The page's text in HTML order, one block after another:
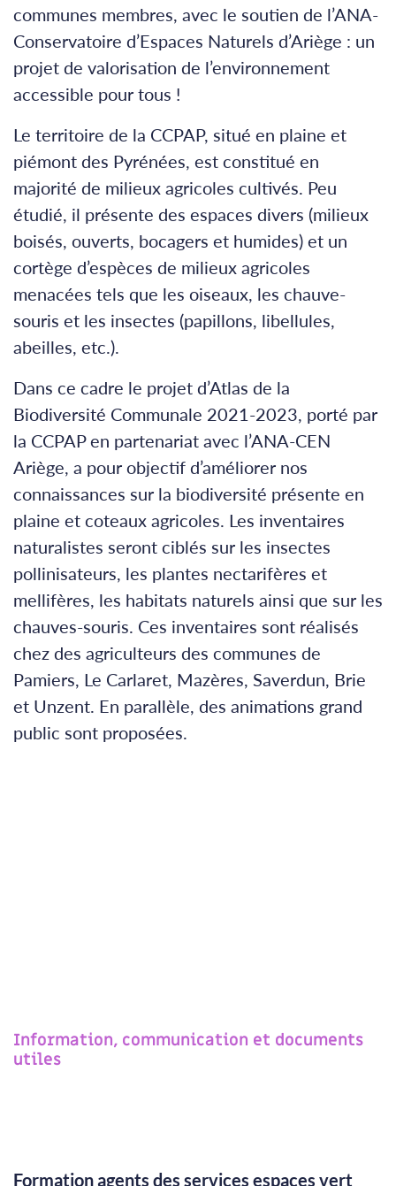
communes membres, avec le soutien de l’ANA-
Conservatoire d’Espaces Naturels d’Ariège : un
projet de valorisation de l’environnement
accessible pour tous !
Le territoire de la CCPAP, situé en plaine et
piémont des Pyrénées, est constitué en
majorité de milieux agricoles cultivés. Peu
étudié, il présente des espaces divers (milieux
boisés, ouverts, bocagers et humides) et un
cortège d’espèces de milieux agricoles
menacées tels que les oiseaux, les chauve-
souris et les insectes (papillons, libellules,
abeilles, etc.).
Dans ce cadre le projet d’Atlas de la
Biodiversité Communale 2021-2023, porté par
la CCPAP en partenariat avec l’ANA-CEN
Ariège, a pour objectif d’améliorer nos
connaissances sur la biodiversité présente en
plaine et coteaux agricoles. Les inventaires
naturalistes seront ciblés sur les insectes
pollinisateurs, les plantes nectarifères et
mellifères, les habitats naturels ainsi que sur les
chauves-souris. Ces inventaires sont réalisés
chez des agriculteurs des communes de
Pamiers, Le Carlaret, Mazères, Saverdun, Brie
et Unzent. En parallèle, des animations grand
public sont proposées.
Information, communication et documents
utiles
Formation agents des services espaces vert